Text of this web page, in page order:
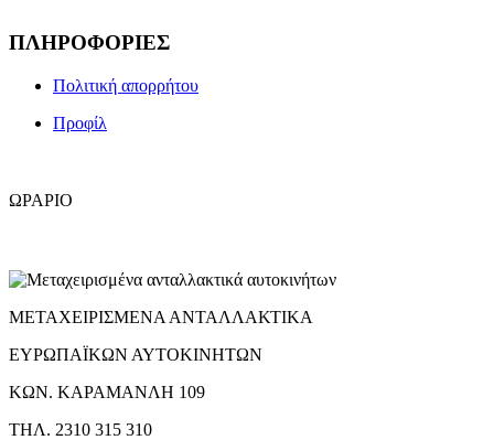
ΠΛΗΡΟΦΟΡΙΕΣ
Πολιτική απορρήτου
Προφίλ
ΩΡΑΡΙΟ
ΜΕΤΑΧΕΙΡΙΣΜΕΝΑ ΑΝΤΑΛΛΑΚΤΙΚΑ
ΕΥΡΩΠΑΪΚΩΝ ΑΥΤΟΚΙΝΗΤΩΝ
ΚΩΝ. ΚΑΡΑΜΑΝΛΗ 109
ΤΗΛ. 2310 315 310